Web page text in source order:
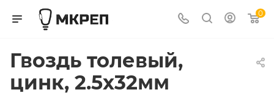
0
Гвоздь толевый,
цинк, 2.5х32мм